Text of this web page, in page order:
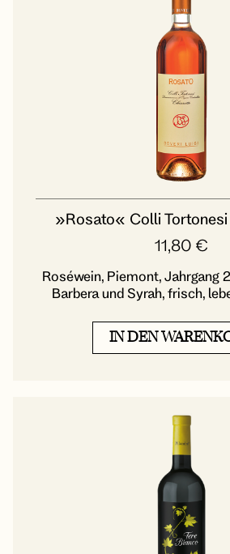
»Rosato« Colli
11,80 €
Roséwein, Piemont, Jahrgang
Barbera und Syrah, frisch,
IN DEN